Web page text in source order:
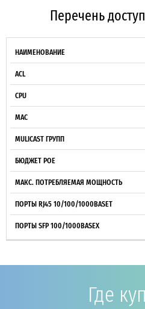
Перечень
НАИМЕНОВАНИЕ ACL CPU MAC
Где